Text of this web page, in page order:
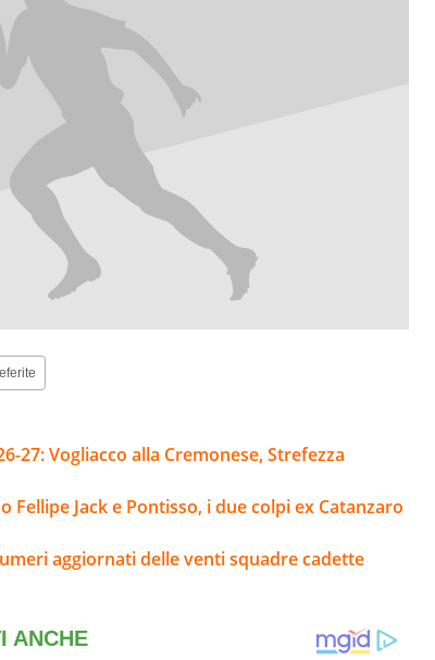
27: Vogliacco alla Cremonese, Strefezza
Jack e Pontisso, i due colpi ex Catanzaro
aggiornati delle venti squadre cadette